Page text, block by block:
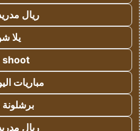
ريال
يلا
shoot
مباريات
ريال